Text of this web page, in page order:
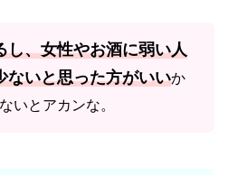
し、女性やお酒に弱い人
ないと思った方がいいか
いとアカンな。